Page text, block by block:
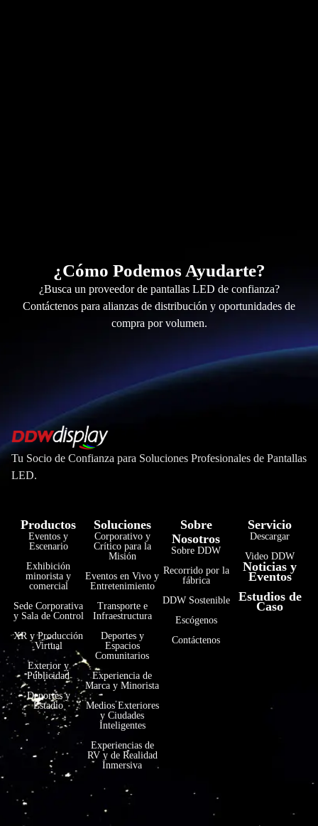
¿Cómo Podemos Ayudarte?
¿Busca un proveedor de pantallas LED de confianza?
Contáctenos para alianzas de distribución y oportunidades de
compra por volumen.
Tu Socio de Confianza para Soluciones Profesionales de Pantallas
LED.
Productos
Eventos y
Escenario
Exhibición
minorista y
comercial
Sede Corporativa
y Sala de Control
XR y Producción
Virtual
Exterior y
Publicidad
Deportes y
Estadio
Soluciones
Corporativo y
Crítico para la
Misión
Eventos en Vivo y
Entretenimiento
Transporte e
Infraestructura
Deportes y
Espacios
Comunitarios
Experiencia de
Marca y Minorista
Medios Exteriores
y Ciudades
Inteligentes
Experiencias de
RV y de Realidad
Inmersiva
Sobre
Nosotros
Sobre DDW
Recorrido por la
fábrica
DDW Sostenible
Escógenos
Contáctenos
Servicio
Descargar
Video DDW
Noticias y
Eventos
Estudios de
Caso